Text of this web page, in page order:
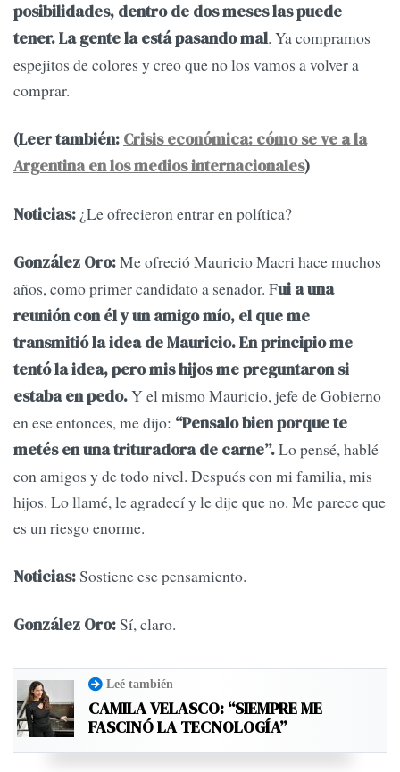
posibilidades, dentro de dos meses las puede
tener. La gente la está pasando mal. Ya compramos
espejitos de colores y creo que no los vamos a volver a
comprar.
(Leer también: Crisis económica: cómo se ve a la
Argentina en los medios internacionales)
Noticias: ¿Le ofrecieron entrar en política?
González Oro:Me ofreció Mauricio Macri hace muchos
años, como primer candidato a senador. Fui a una
reunión con él y un amigo mío, el que me
transmitió la idea de Mauricio. En principio me
tentó la idea, pero mis hijos me preguntaron si
estaba en pedo.Y el mismo Mauricio, jefe de Gobierno
en ese entonces, me dijo: “Pensalo bien porque te
metés en una trituradora de carne”.Lo pensé, hablé
con amigos y de todo nivel. Después con mi familia, mis
hijos. Lo llamé, le agradecí y le dije que no. Me parece que
es un riesgo enorme.
Noticias:Sostiene ese pensamiento.
González Oro:Sí, claro.
Leé también
CAMILA VELASCO: “SIEMPRE ME
FASCINÓ LA TECNOLOGÍA”